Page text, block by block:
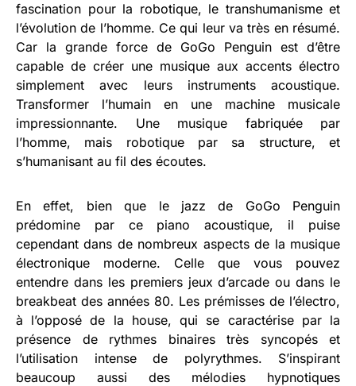
fascination pour la robotique, le transhumanisme et
l’évolution de l’homme. Ce qui leur va très en résumé.
Car la grande force de GoGo Penguin est d’être
capable de créer une musique aux accents électro
simplement avec leurs instruments acoustique.
Transformer l’humain en une machine musicale
impressionnante. Une musique fabriquée par
l’homme, mais robotique par sa structure, et
s’humanisant au fil des écoutes.
En effet, bien que le jazz de GoGo Penguin
prédomine par ce piano acoustique, il puise
cependant dans de nombreux aspects de la musique
électronique moderne. Celle que vous pouvez
entendre dans les premiers jeux d’arcade ou dans le
breakbeat des années 80. Les prémisses de l’électro,
à l’opposé de la house, qui se caractérise par la
présence de rythmes binaires très syncopés et
l’utilisation intense de polyrythmes. S’inspirant
beaucoup aussi des mélodies hypnotiques